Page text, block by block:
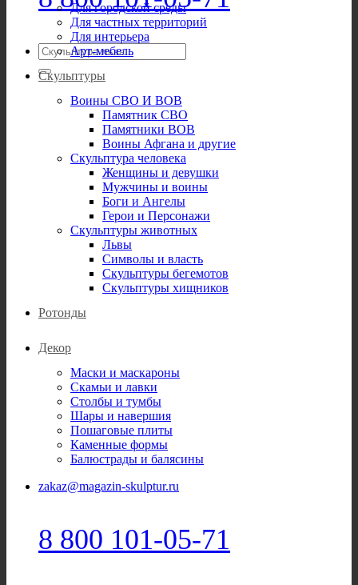
Искать:
Для городской среды
Для частных территорий
Для интерьера
Арт-мебель
Скульптуры
Воины СВО И ВОВ
Памятник СВО
Памятники ВОВ
Воины Афгана и другие
Скульптура человека
Женщины и девушки
Мужчины и воины
Боги и Ангелы
Герои и Персонажи
Скульптуры животных
Львы
Символы и власть
Скульптуры бегемотов
Скульптуры хищников
Ротонды
Декор
Маски и маскароны
Скамьи и лавки
Столбы и тумбы
Шары и навершия
Пошаговые плиты
Каменные формы
Балюстрады и балясины
zakaz@magazin-skulptur.ru
8 800 101-05-71